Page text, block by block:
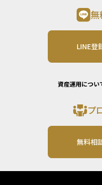
無
LINE登
資産運用につい
プ
無料相